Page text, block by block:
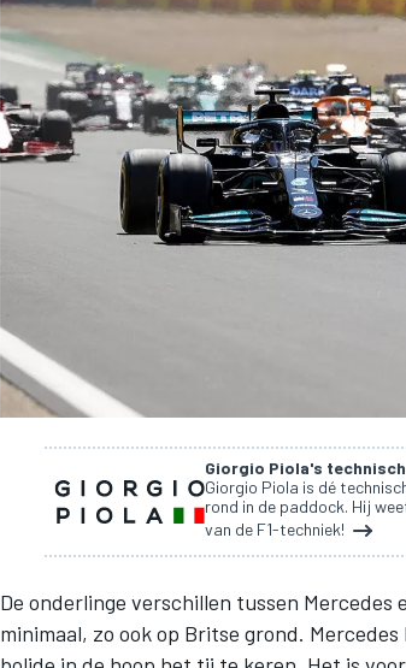
INDYCAR
DTM
Giorgio Piola's
Giorgio Piola is dé
rond in de paddock. Hij
van de F1-techniek!
De onderlinge verschillen tussen Mercedes
minimaal, zo ook op Britse grond. Mercedes